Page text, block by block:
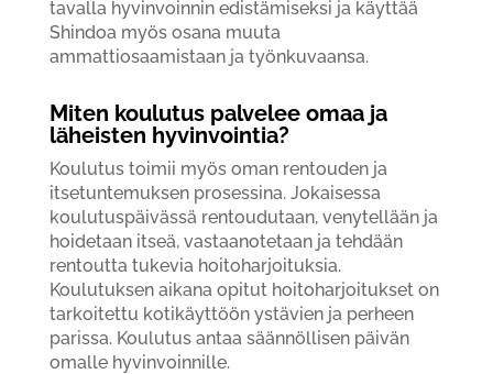
tavalla hyvinvoinnin edistämiseksi ja käyttää
Shindoa myös osana muuta
ammattiosaamistaan ja työnkuvaansa.
Miten koulutus palvelee omaa ja
läheisten hyvinvointia?
Koulutus toimii myös oman rentouden ja
itsetuntemuksen prosessina. Jokaisessa
koulutuspäivässä rentoudutaan, venytellään ja
hoidetaan itseä, vastaanotetaan ja tehdään
rentoutta tukevia hoitoharjoituksia.
Koulutuksen aikana opitut hoitoharjoitukset on
tarkoitettu kotikäyttöön ystävien ja perheen
parissa. Koulutus antaa säännöllisen päivän
omalle hyvinvoinnille.